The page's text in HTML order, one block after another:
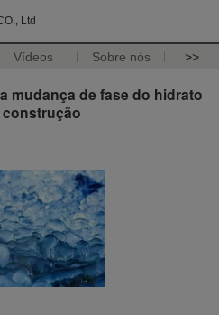
Ltd
Vídeos Sobre nós >>
mudança de fase do hidrato